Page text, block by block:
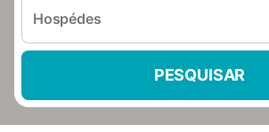
Hospédes
PESQUISAR